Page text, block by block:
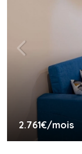
2.761€/mois